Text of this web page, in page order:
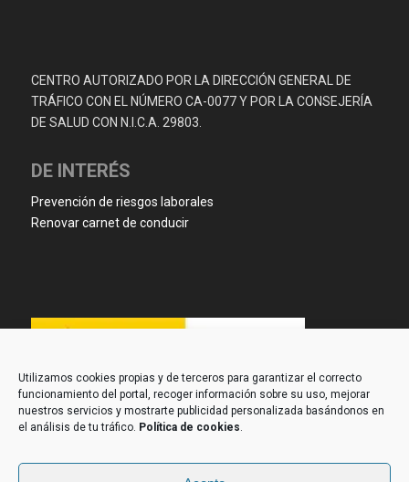
Utilizamos cookies propias y de terceros para garantizar el correcto
funcionamiento del portal, recoger información sobre su uso, mejorar
nuestros servicios y mostrarte publicidad personalizada basándonos en
el análisis de tu tráfico. Política de cookies.
CENTRO AUTORIZADO POR LA DIRECCIÓN GENERAL DE
TRÁFICO CON EL NÚMERO CA-0077 Y POR LA CONSEJERÍA
DE SALUD CON N.I.C.A. 29803.
DE INTERÉS
Prevención de riesgos laborales
Renovar carnet de conducir